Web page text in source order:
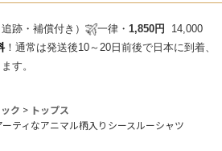
跡・補償付き） 一律・ 1,850円 14,000
！通常は発送後10～20日前後で日本に到着、
す。
ク > トップス
ティなアニマル柄入りシースルーシャツ